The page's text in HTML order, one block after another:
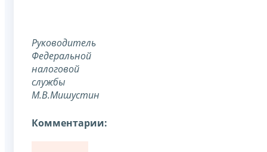
Руководитель
Федеральной
налоговой
службы
М.В.Мишустин
Комментарии: